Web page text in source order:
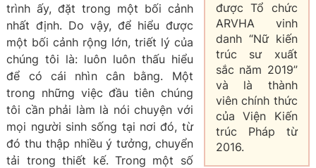
được Tổ chức
ARVHA vinh
danh “Nữ kiến
trúc sư xuất
sắc năm 2019”
và là thành
viên chính thức
của Viện Kiến
trúc Pháp từ
2016.
trình ấy, đặt trong một bối cảnh
nhất định. Do vậy, để hiểu được
một bối cảnh rộng lớn, triết lý của
chúng tôi là: luôn luôn thấu hiểu
để có cái nhìn cân bằng. Một
trong những việc đầu tiên chúng
tôi cần phải làm là nói chuyện với
mọi người sinh sống tại nơi đó, từ
đó thu thập nhiều ý tưởng, chuyển
tải trong thiết kế. Trong một số